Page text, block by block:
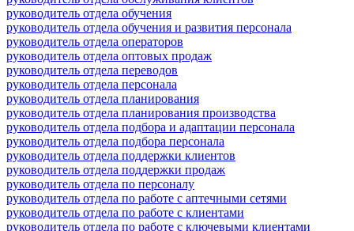
руководитель отдела обучения
руководитель отдела обучения и развития персонала
руководитель отдела операторов
руководитель отдела оптовых продаж
руководитель отдела переводов
руководитель отдела персонала
руководитель отдела планирования
руководитель отдела планирования производства
руководитель отдела подбора и адаптации персонала
руководитель отдела подбора персонала
руководитель отдела поддержки клиентов
руководитель отдела поддержки продаж
руководитель отдела по персоналу
руководитель отдела по работе с аптечными сетями
руководитель отдела по работе с клиентами
руководитель отдела по работе с ключевыми клиентами